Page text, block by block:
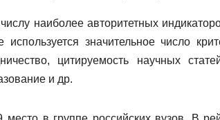
наиболее авторитетных
значительное число
цитируемость научных
и др.